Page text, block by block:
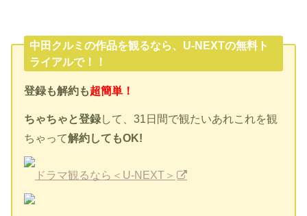
中田クルミの作品を観るなら、U-NEXTの無料ト
ライアルで！！
登録も解約も超簡単！
ちゃちゃと登録して、31日間で観たいあれこれを観
ちゃって解約してもOK!
ドラマ観るなら＜U-NEXT＞